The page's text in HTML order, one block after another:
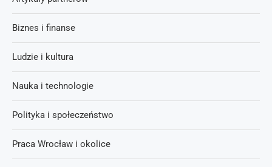
Biznes i finanse
Ludzie i kultura
Nauka i technologie
Polityka i społeczeństwo
Praca Wrocław i okolice